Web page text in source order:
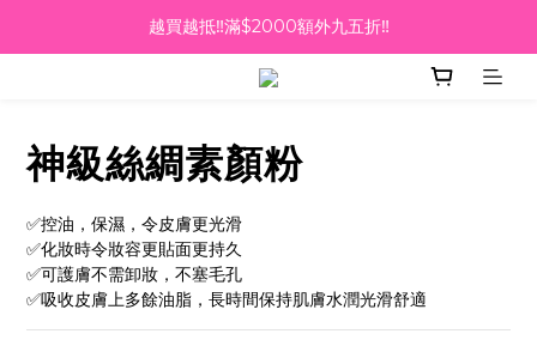
越買越抵‼️滿$2000額外九五折‼️
越買越抵‼️滿$2000額外九五折‼️
☀️【Summer Sales 盛夏狂歡】滿 $700 即減 $40！🔥
越買越抵‼️滿$2000額外九五折‼️
神級絲綢素顏粉
✅控油，保濕，令皮膚更光滑
✅化妝時令妝容更貼面更持久
✅可護膚不需卸妝，不塞毛孔
✅吸收皮膚上多餘油脂，長時間保持肌膚水潤光滑舒適